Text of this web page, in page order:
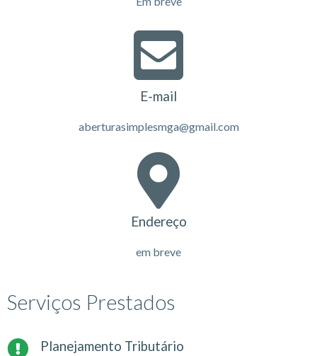
E-mail
aberturasimplesmga@gmail.com
Endereço
em breve
Serviços Prestados
Planejamento Tributário